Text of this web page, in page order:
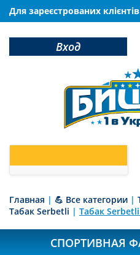
Для зареєстрованих
Вход
Главная | 💪 Все категории |
Табак Serbetli | Табак
СПОРТИВНАЯ